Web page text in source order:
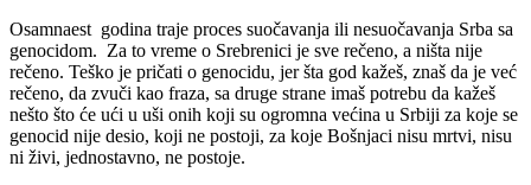
Osamnaest godina traje proces suočavanja ili nesuočavanja Srba sa
genocidom. Za to vreme o Srebrenici je sve rečeno, a ništa nije
rečeno. Teško je pričati o genocidu, jer šta god kažeš, znaš da je već
rečeno, da zvuči kao fraza, sa druge strane imaš potrebu da kažeš
nešto što će ući u uši onih koji su ogromna većina u Srbiji za koje se
genocid nije desio, koji ne postoji, za koje Bošnjaci nisu mrtvi, nisu
ni živi, jednostavno, ne postoje.